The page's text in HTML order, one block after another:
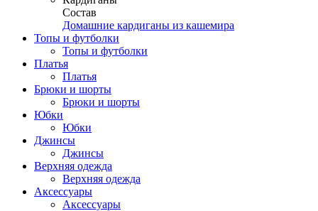
Состав
Домашние кардиганы из кашемира
Топы и футболки
Топы и футболки
Платья
Платья
Брюки и шорты
Брюки и шорты
Юбки
Юбки
Джинсы
Джинсы
Верхняя одежда
Верхняя одежда
Аксессуары
Аксессуары